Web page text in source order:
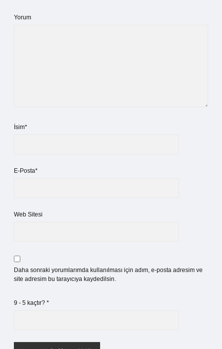
Yorum
İsim*
E-Posta*
Web Sitesi
Daha sonraki yorumlarımda kullanılması için adım, e-posta adresim ve
site adresim bu tarayıcıya kaydedilsin.
9 - 5 kaçtır? *